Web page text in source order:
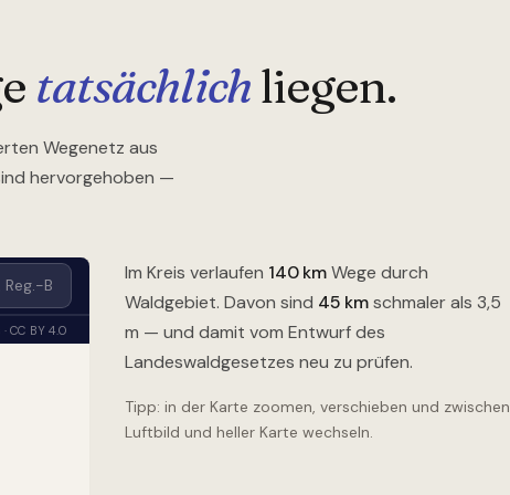
tatsächlichliegen.
Wegenetz aus
hervorgehoben —
Im Kreis verlaufen 140kmWege durch
Waldgebiet. Davon sind 45 kmschmaler als 3,5
m — und damit vom Entwurf des
Landeswaldgesetzes neu zu prüfen.
Tipp: in der Karte zoomen, verschieben und zwischen
Luftbild und heller Karte wechseln.